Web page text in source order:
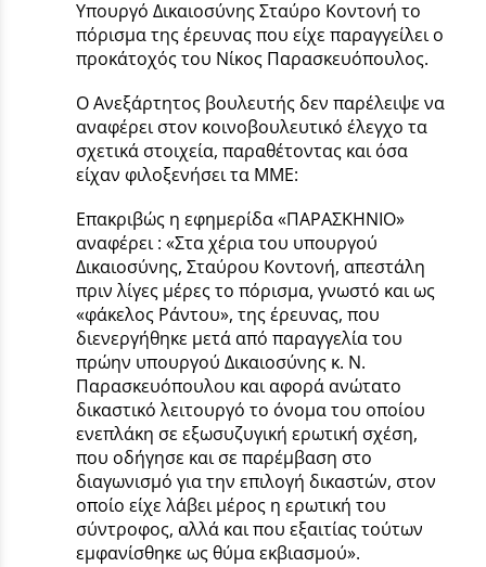
Υπουργό Δικαιοσύνης Σταύρο Κοντονή το
πόρισμα της έρευνας που είχε παραγγείλει ο
προκάτοχός του Νίκος Παρασκευόπουλος.
Ο Ανεξάρτητος βουλευτής δεν παρέλειψε να
αναφέρει στον κοινοβουλευτικό έλεγχο τα
σχετικά στοιχεία, παραθέτοντας και όσα
είχαν φιλοξενήσει τα ΜΜΕ:
Επακριβώς η εφημερίδα «ΠΑΡΑΣΚΗΝΙΟ»
αναφέρει : «Στα χέρια του υπουργού
Δικαιοσύνης, Σταύρου Κοντονή, απεστάλη
πριν λίγες μέρες το πόρισμα, γνωστό και ως
«φάκελος Ράντου», της έρευνας, που
διενεργήθηκε μετά από παραγγελία του
πρώην υπουργού Δικαιοσύνης κ. Ν.
Παρασκευόπουλου και αφορά ανώτατο
δικαστικό λειτουργό το όνομα του οποίου
ενεπλάκη σε εξωσυζυγική ερωτική σχέση,
που οδήγησε και σε παρέμβαση στο
διαγωνισμό για την επιλογή δικαστών, στον
οποίο είχε λάβει μέρος η ερωτική του
σύντροφος, αλλά και που εξαιτίας τούτων
εμφανίσθηκε ως θύμα εκβιασμού».